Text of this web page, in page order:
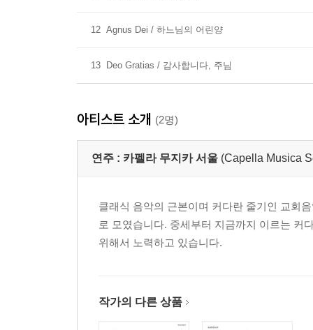
12 Agnus Dei / 하느님의 어린양
13 Deo Gratias / 감사합니다, 주님
아티스트 소개 (2명)
연주 : 카펠라 무지카 서울 (Capella Musica
클래식 음악의 근본이며 커다란 줄기인 교회
로 모였습니다. 중세부터 지금까지 이르는 커
위해서 노력하고 있습니다.
작가의 다른 상품